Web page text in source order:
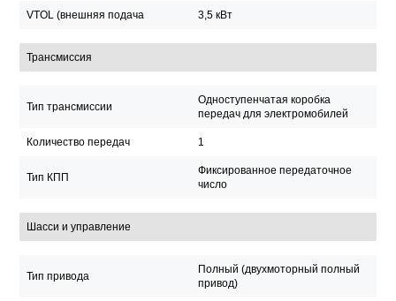
VTOL (внешняя подача 3,5 кВт
Трансмиссия
Тип трансмиссии
Одноступенчатая коробка
передач для электромобилей
Количество передач 1
Тип КПП
Фиксированное передаточное
число
Шасси и управление
Тип привода
Полный (двухмоторный полный
привод)